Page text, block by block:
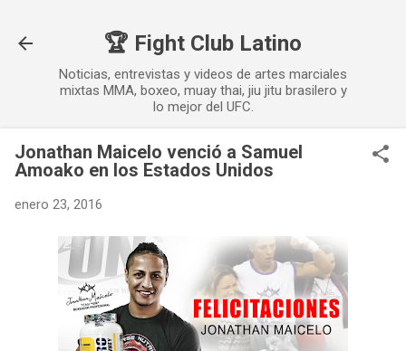
🏆 Fight Club Latino
Noticias, entrevistas y videos de artes marciales
mixtas MMA, boxeo, muay thai, jiu jitu brasilero y
lo mejor del UFC.
Jonathan Maicelo venció a Samuel
Amoako en los Estados Unidos
enero 23, 2016